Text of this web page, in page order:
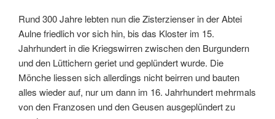
Rund 300 Jahre lebten nun die Zisterzienser in der Abtei
Aulne friedlich vor sich hin, bis das Kloster im 15.
Jahrhundert in die Kriegswirren zwischen den Burgundern
und den Lüttichern geriet und geplündert wurde. Die
Mönche liessen sich allerdings nicht beirren und bauten
alles wieder auf, nur um dann im 16. Jahrhundert mehrmals
von den Franzosen und den Geusen ausgeplündert zu